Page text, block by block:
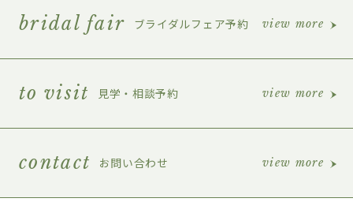
bridal fair ブライダルフェア予約 view more
to visit 見学・相談予約 view more
contact お問い合わせ view more